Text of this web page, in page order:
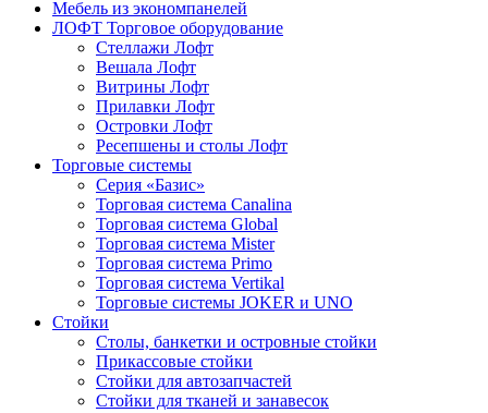
Мебель из экономпанелей
ЛОФТ Торговое оборудование
Стеллажи Лофт
Вешала Лофт
Витрины Лофт
Прилавки Лофт
Островки Лофт
Ресепшены и столы Лофт
Торговые системы
Серия «Базис»
Торговая система Canalina
Торговая система Global
Торговая система Mister
Торговая система Primo
Торговая система Vertikal
Торговые системы JOKER и UNO
Стойки
Столы, банкетки и островные стойки
Прикассовые стойки
Стойки для автозапчастей
Стойки для тканей и занавесок